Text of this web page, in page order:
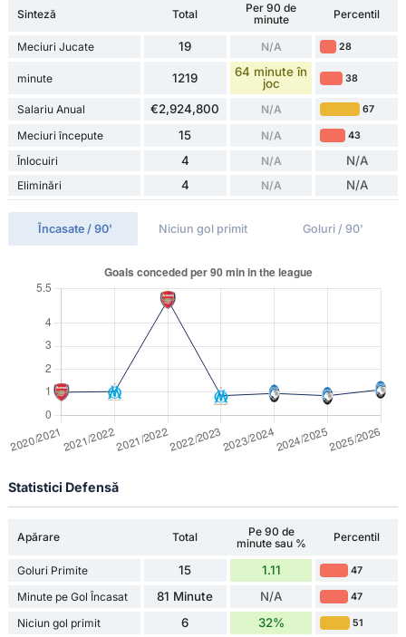
Sinteză Total
Per 90 de
minute
Percentil
Meciuri Jucate 19 N/A 28
minute 1219
64 minute în
joc
38
Salariu Anual €2,924,800 N/A 67
Meciuri începute 15 N/A 43
Înlocuiri 4 N/A N/A
Eliminări 4 N/A N/A
Încasate / 90' Niciun gol primit Goluri / 90'
Statistici Defensă
Apărare Total
Pe 90 de
minute sau %
Percentil
Goluri Primite 15 1.11 47
Minute pe Gol Încasat 81 Minute N/A 47
Niciun gol primit 6 32% 51